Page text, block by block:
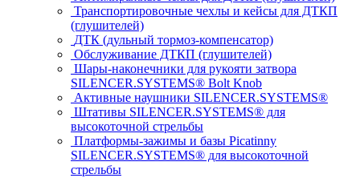
Транспортировочные чехлы и кейсы для ДТКП
(глушителей)
ДТК (дульный тормоз-компенсатор)
Обслуживание ДТКП (глушителей)
Шары-наконечники для рукояти затвора
SILENCER.SYSTEMS® Bolt Knob
Активные наушники SILENCER.SYSTEMS®
Штативы SILENCER.SYSTEMS® для
высокоточной стрельбы
Платформы-зажимы и базы Picatinny
SILENCER.SYSTEMS® для высокоточной
стрельбы